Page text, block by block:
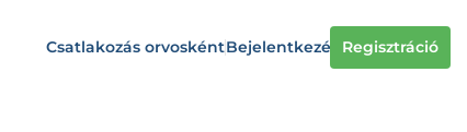
Csatlakozás orvoskéntBejelentkezés Regisztráció